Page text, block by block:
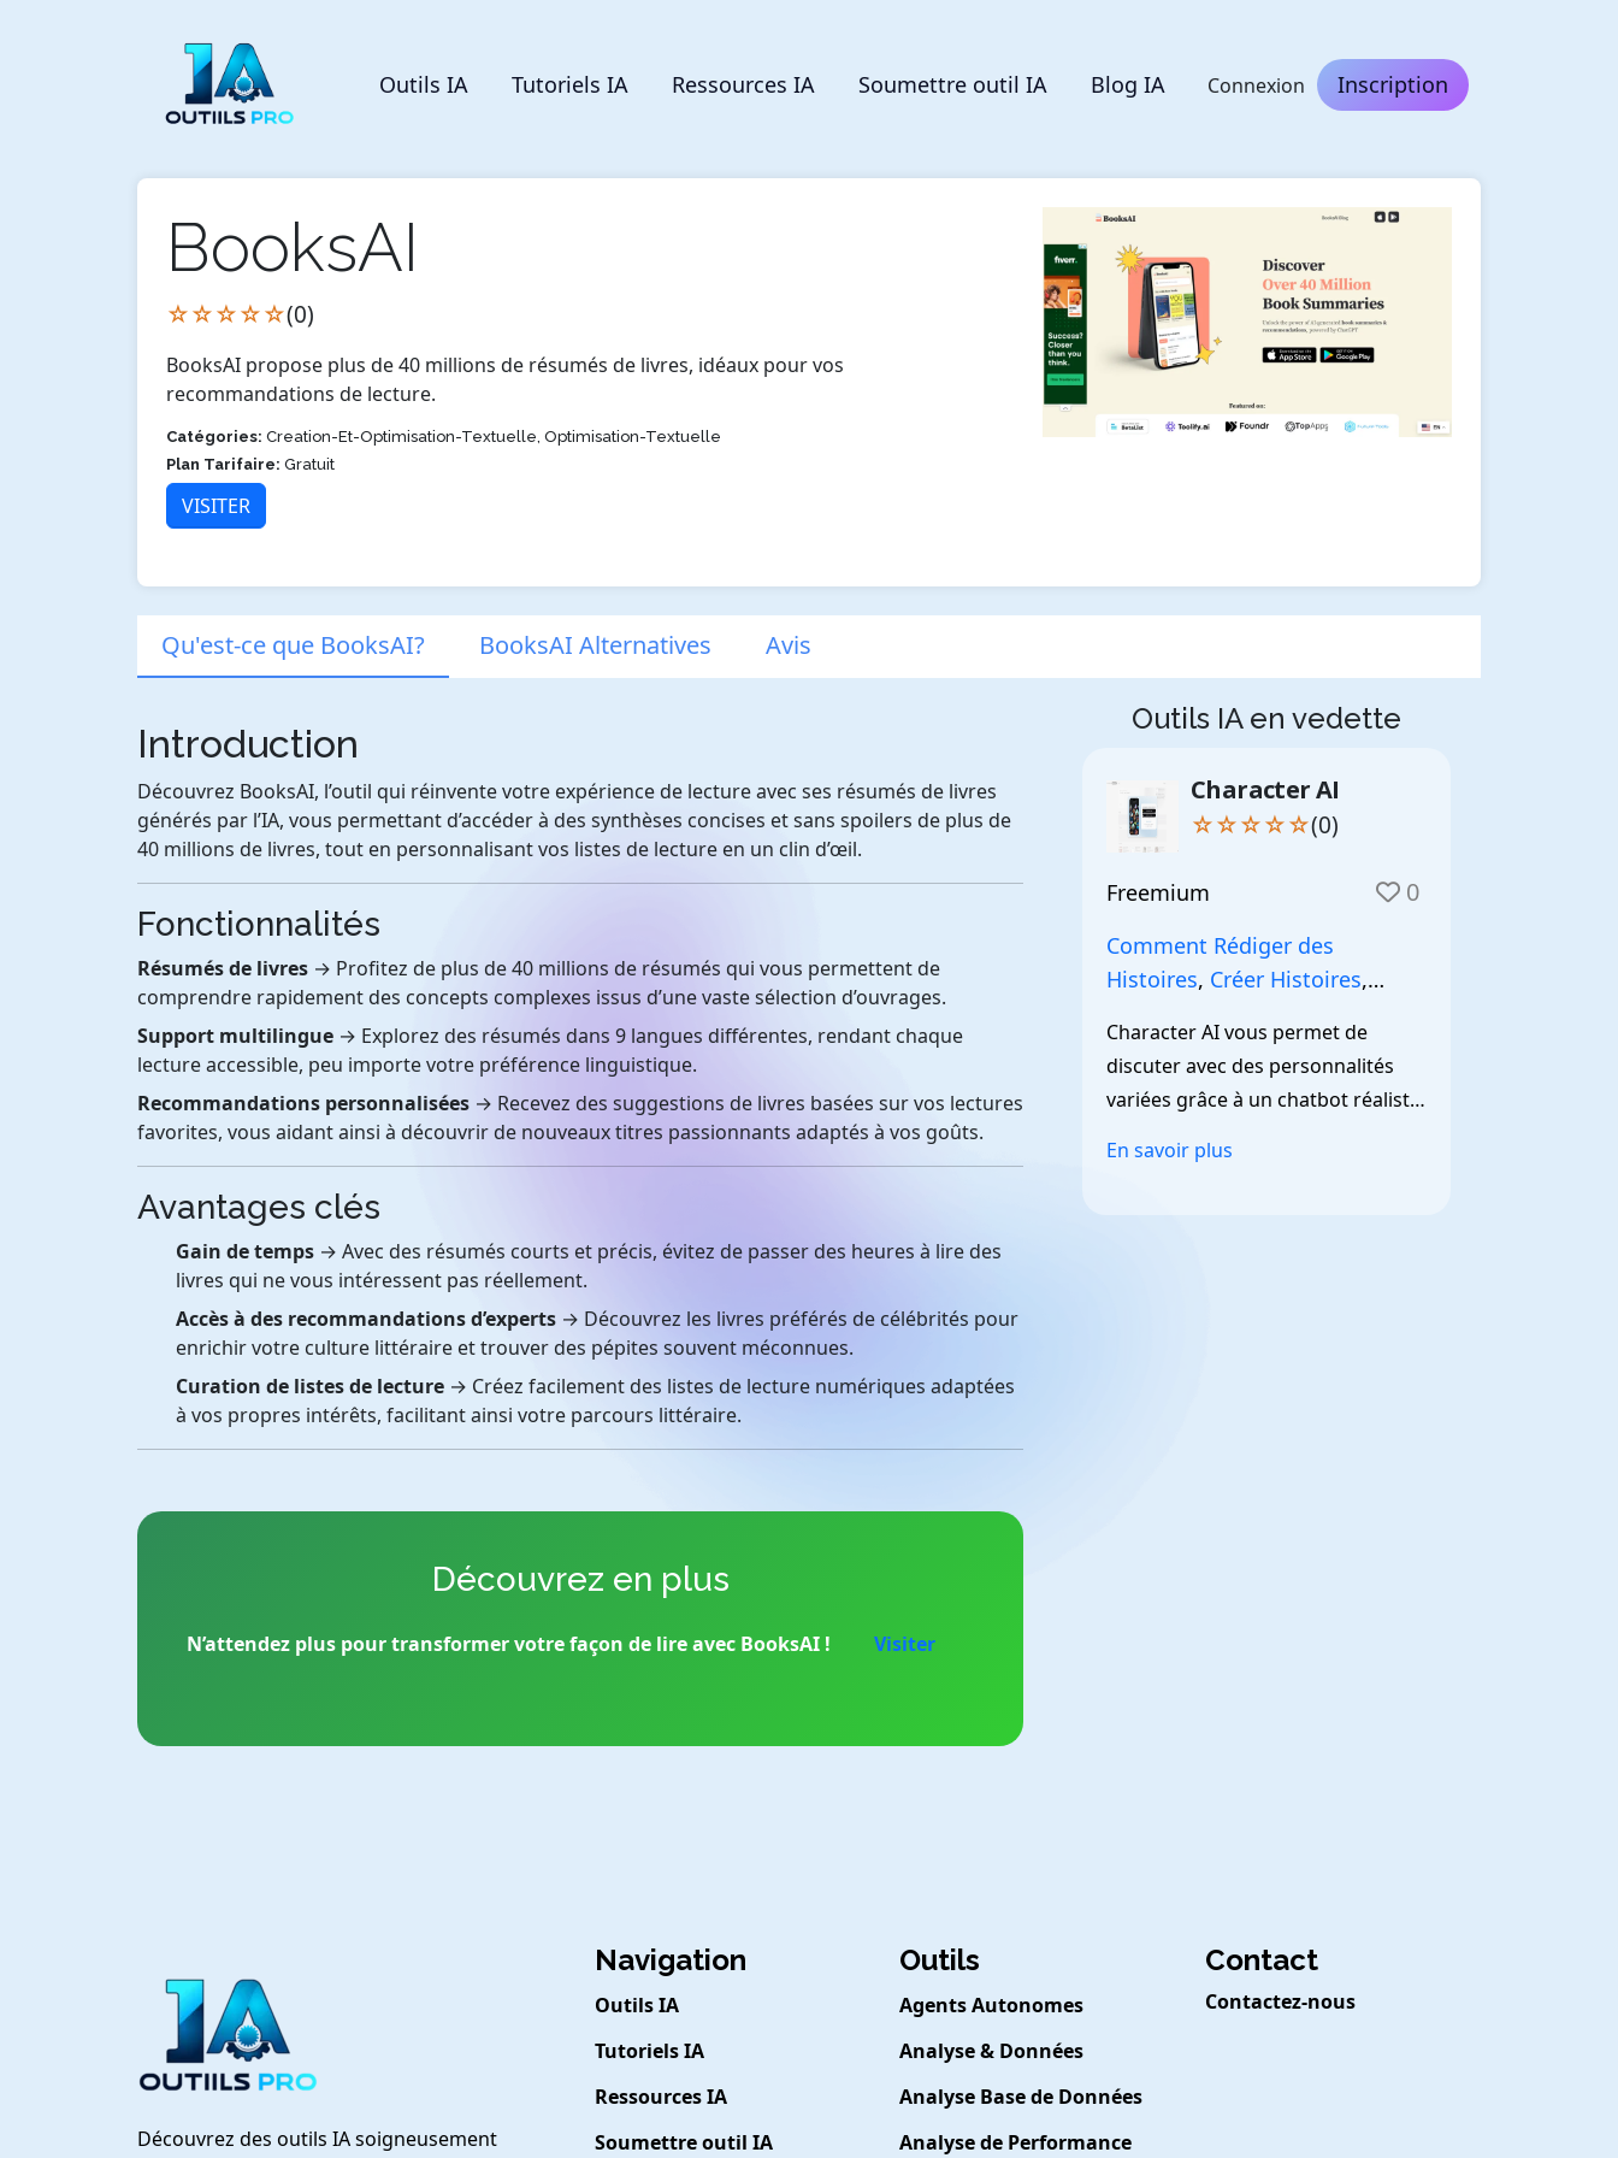
Outils IA Tutoriels IA Ressources IA Soumettre outil IA Blog IA Connexion Inscription
BooksAI
☆☆☆☆☆(0)
BooksAI propose plus de 40 millions de résumés de livres, idéaux pour vos
recommandations de lecture.
Catégories: Creation-Et-Optimisation-Textuelle, Optimisation-Textuelle
Plan Tarifaire: Gratuit
VISITER
Qu'est-ce que BooksAI? BooksAI Alternatives Avis
Introduction
Découvrez BooksAI, l’outil qui réinvente votre expérience de lecture avec ses résumés de livres
générés par l’IA, vous permettant d’accéder à des synthèses concises et sans spoilers de plus de
40 millions de livres, tout en personnalisant vos listes de lecture en un clin d’œil.
Fonctionnalités
Résumés de livres → Profitez de plus de 40 millions de résumés qui vous permettent de
comprendre rapidement des concepts complexes issus d’une vaste sélection d’ouvrages.
Support multilingue → Explorez des résumés dans 9 langues différentes, rendant chaque
lecture accessible, peu importe votre préférence linguistique.
Recommandations personnalisées → Recevez des suggestions de livres basées sur vos lectures
favorites, vous aidant ainsi à découvrir de nouveaux titres passionnants adaptés à vos goûts.
Avantages clés
Gain de temps → Avec des résumés courts et précis, évitez de passer des heures à lire des
livres qui ne vous intéressent pas réellement.
Accès à des recommandations d’experts → Découvrez les livres préférés de célébrités pour
enrichir votre culture littéraire et trouver des pépites souvent méconnues.
Curation de listes de lecture → Créez facilement des listes de lecture numériques adaptées
à vos propres intérêts, facilitant ainsi votre parcours littéraire.
Découvrez en plus
N’attendez plus pour transformer votre façon de lire avec BooksAI ! Visiter
Outils IA en vedette
Character AI
☆☆☆☆☆(0)
Freemium 0
Comment Rédiger des
Histoires, Créer Histoires,
Character AI vous permet de
discuter avec des personnalités
variées grâce à un chatbot réaliste
En savoir plus
Découvrez des outils IA soigneusement
Navigation
Outils IA
Tutoriels IA
Ressources IA
Soumettre outil IA
Outils
Agents Autonomes
Analyse & Données
Analyse Base de Données
Analyse de Performance
Contact
Contactez-nous